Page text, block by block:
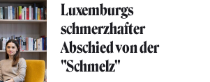
Luxemburgs
schmerzhafter
Abschied von der
"Schmelz"